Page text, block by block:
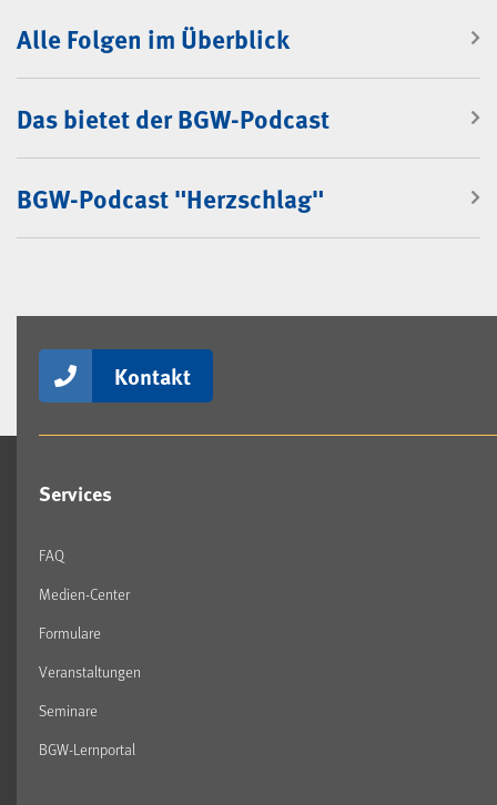
BGW-Podcast
Alle Folgen im Überblick
Das bietet der BGW-Podcast
BGW-Podcast "Herzschlag"
Kontakt
Services
FAQ
Medien-Center
Formulare
Veranstaltungen
Seminare
BGW-Lernportal